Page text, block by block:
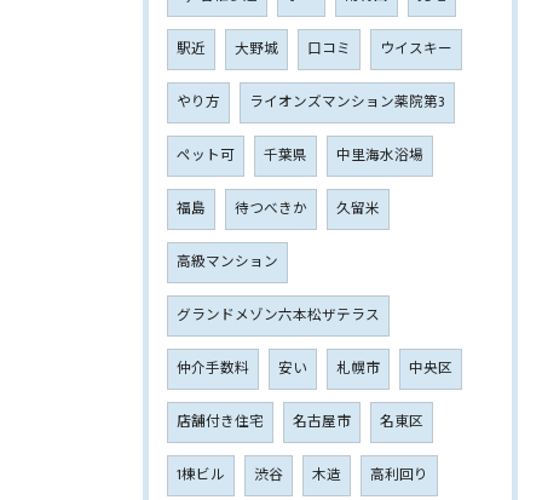
駅近 大野城 口コミ ウイスキー
やり方 ライオンズマンション薬院第3
ペット可 千葉県 中里海水浴場
福島 待つべきか 久留米
高級マンション
グランドメゾン六本松ザテラス
仲介手数料 安い 札幌市 中央区
店舗付き住宅 名古屋市 名東区
1棟ビル 渋谷 木造 高利回り